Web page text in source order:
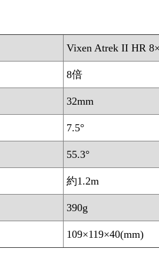
Vixen Atrek II HR
8倍
32mm
7.5°
55.3°
約1.2m
390g
109×119×40(mm)